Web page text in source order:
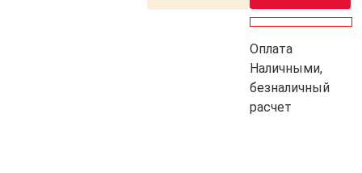
Оплата
Наличными,
безналичный
расчет